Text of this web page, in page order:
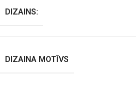
DIZAINS:
DIZAINA MOTĪVS